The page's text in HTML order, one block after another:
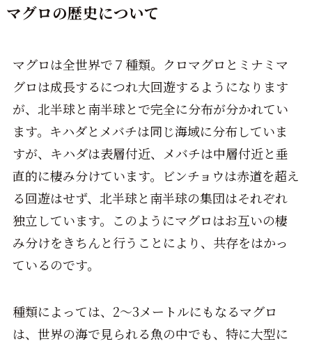
マグロの歴史について
マグロは全世界で７種類。クロマグロとミナミマ
グロは成長するにつれ大回遊するようになります
が、北半球と南半球とで完全に分布が分かれてい
ます。キハダとメバチは同じ海域に分布していま
すが、キハダは表層付近、メバチは中層付近と垂
直的に棲み分けています。ビンチョウは赤道を超え
る回遊はせず、北半球と南半球の集団はそれぞれ
独立しています。このようにマグロはお互いの棲
み分けをきちんと行うことにより、共存をはかっ
ているのです。
種類によっては、2～3メートルにもなるマグロ
は、世界の海で見られる魚の中でも、特に大型に